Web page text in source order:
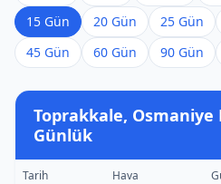
15 Gün
20 Gün 25 Gün
45 Gün
60 Gün 90 Gün
Toprakkale, Osmaniye
Günlük
Tarih Hava